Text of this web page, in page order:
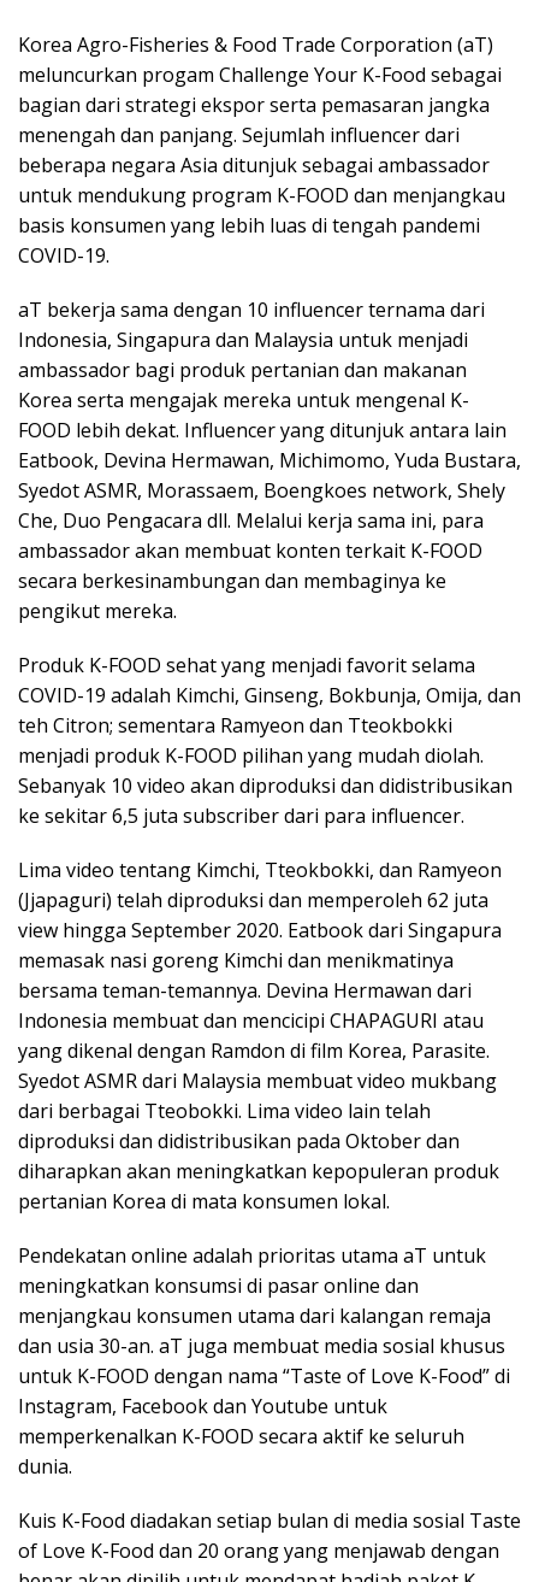
Korea Agro-Fisheries & Food Trade Corporation (aT)
meluncurkan progam Challenge Your K-Food sebagai
bagian dari strategi ekspor serta pemasaran jangka
menengah dan panjang. Sejumlah influencer dari
beberapa negara Asia ditunjuk sebagai ambassador
untuk mendukung program K-FOOD dan menjangkau
basis konsumen yang lebih luas di tengah pandemi
COVID-19.
aT bekerja sama dengan 10 influencer ternama dari
Indonesia, Singapura dan Malaysia untuk menjadi
ambassador bagi produk pertanian dan makanan
Korea serta mengajak mereka untuk mengenal K-
FOOD lebih dekat. Influencer yang ditunjuk antara lain
Eatbook, Devina Hermawan, Michimomo, Yuda Bustara,
Syedot ASMR, Morassaem, Boengkoes network, Shely
Che, Duo Pengacara dll. Melalui kerja sama ini, para
ambassador akan membuat konten terkait K-FOOD
secara berkesinambungan dan membaginya ke
pengikut mereka.
Produk K-FOOD sehat yang menjadi favorit selama
COVID-19 adalah Kimchi, Ginseng, Bokbunja, Omija, dan
teh Citron; sementara Ramyeon dan Tteokbokki
menjadi produk K-FOOD pilihan yang mudah diolah.
Sebanyak 10 video akan diproduksi dan didistribusikan
ke sekitar 6,5 juta subscriber dari para influencer.
Lima video tentang Kimchi, Tteokbokki, dan Ramyeon
(Jjapaguri) telah diproduksi dan memperoleh 62 juta
view hingga September 2020. Eatbook dari Singapura
memasak nasi goreng Kimchi dan menikmatinya
bersama teman-temannya. Devina Hermawan dari
Indonesia membuat dan mencicipi CHAPAGURI atau
yang dikenal dengan Ramdon di film Korea, Parasite.
Syedot ASMR dari Malaysia membuat video mukbang
dari berbagai Tteobokki. Lima video lain telah
diproduksi dan didistribusikan pada Oktober dan
diharapkan akan meningkatkan kepopuleran produk
pertanian Korea di mata konsumen lokal.
Pendekatan online adalah prioritas utama aT untuk
meningkatkan konsumsi di pasar online dan
menjangkau konsumen utama dari kalangan remaja
dan usia 30-an. aT juga membuat media sosial khusus
untuk K-FOOD dengan nama “Taste of Love K-Food” di
Instagram, Facebook dan Youtube untuk
memperkenalkan K-FOOD secara aktif ke seluruh
dunia.
Kuis K-Food diadakan setiap bulan di media sosial Taste
of Love K-Food dan 20 orang yang menjawab dengan